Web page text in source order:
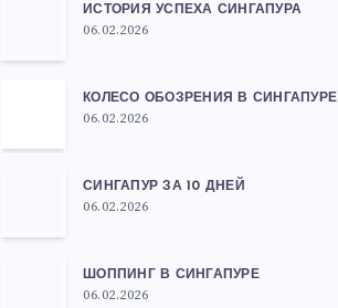
ИСТОРИЯ УСПЕХА СИНГАПУРА
06.02.2026
КОЛЕСО ОБОЗРЕНИЯ В СИНГАПУРЕ
06.02.2026
СИНГАПУР ЗА 10 ДНЕЙ
06.02.2026
ШОППИНГ В СИНГАПУРЕ
06.02.2026